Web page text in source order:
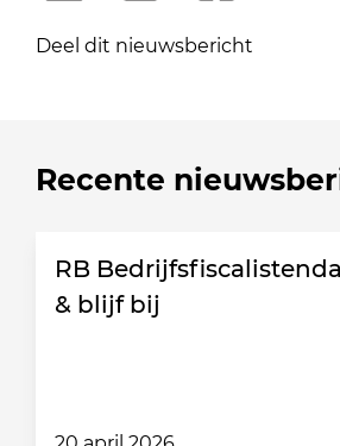
Deel dit nieuwsbericht
Recente
RB
& blijf bij